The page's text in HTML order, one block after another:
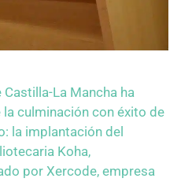
La Mancha ha
culminación con éxito de
la implantación del
Koha,
por Xercode, empresa